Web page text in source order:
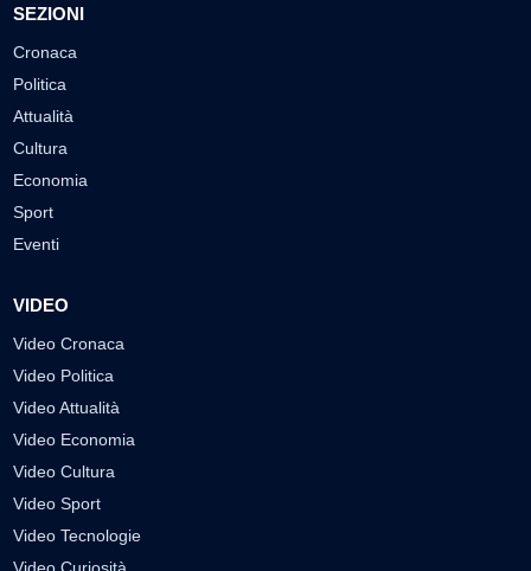
SEZIONI
Cronaca
Politica
Attualità
Cultura
Economia
Sport
Eventi
VIDEO
Video Cronaca
Video Politica
Video Attualità
Video Economia
Video Cultura
Video Sport
Video Tecnologie
Video Curiosità